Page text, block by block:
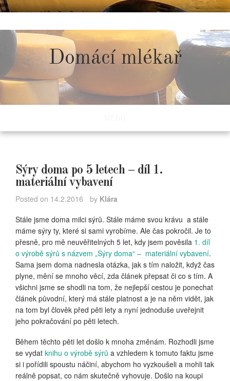
to
content
Domácí mlékař
Sýry doma po 5 letech – díl 1.
materiální vybavení
Posted on 14.2.2016 by Klára
Stále jsme doma milci sýrů. Stále máme svou krávu a stále
máme sýry ty, které si sami vyrobíme. Ale čas pokročil. Je to
přesně, pro mě neuvěřitelných 5 let, kdy jsem pověsila 1. díl
o výrobě sýrů s názvem „Sýry doma“ – materiální vybavení.
Sama jsem doma nadnesla otázka, jak s tím naložit, když čas
plyne, mění se mnoho věcí, zda článek přepsat či co s tím. A
všichni jsme se shodli na tom, že nejlepší cestou je ponechat
článek původní, který má stále platnost a je na něm vidět, jak
na tom byl člověk před pěti lety a nyní jednoduše uveřejnit
jeho pokračování po pěti letech.
Během těchto pěti let došlo k mnoha změnám. Rozhodli jsme
se vydat knihu o výrobě sýrů a vzhledem k tomuto faktu jsme
si i pořídili spoustu náčiní, abychom ho vyzkoušeli a mohli tak
reálně popsat, co nám skutečně vyhovuje. Došlo na koupi